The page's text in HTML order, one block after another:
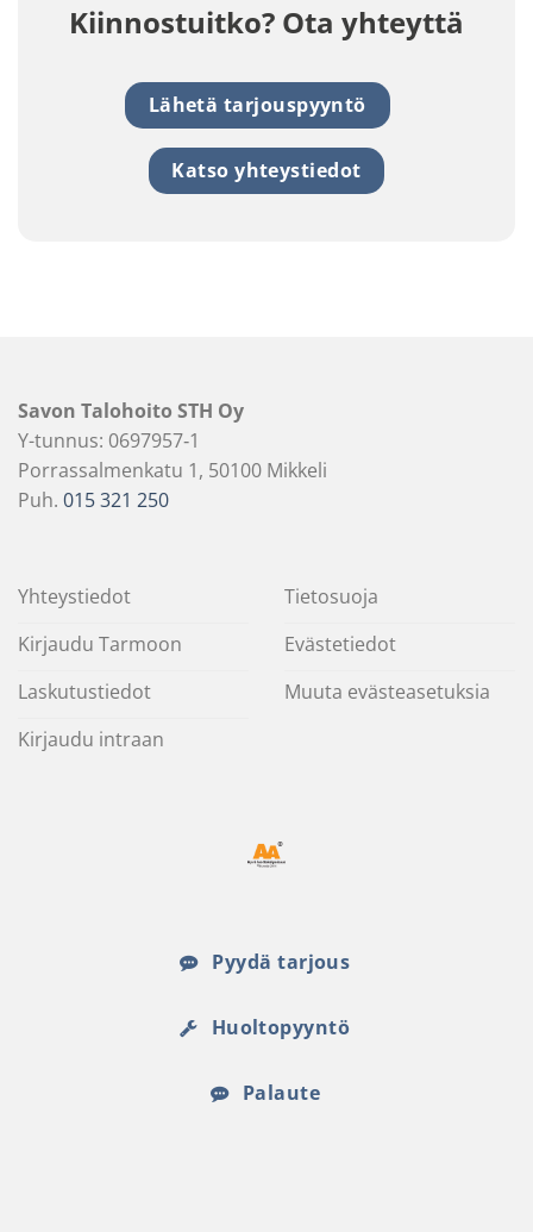
Kiinnostuitko? Ota yhteyttä
Lähetä tarjouspyyntö
Katso yhteystiedot
Savon Talohoito STH Oy
Y-tunnus: 0697957‐1
Porrassalmenkatu 1, 50100 Mikkeli
Puh. 015 321 250
Yhteystiedot
Kirjaudu Tarmoon
Laskutustiedot
Kirjaudu intraan
Tietosuoja
Evästetiedot
Muuta evästeasetuksia
Pyydä tarjous
Huoltopyyntö
Palaute